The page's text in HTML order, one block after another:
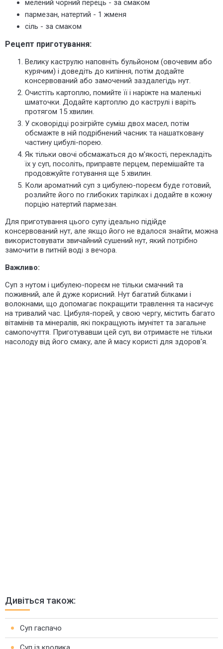
мелений чорний перець - за смаком
пармезан, натертий - 1 жменя
сіль - за смаком
Рецепт приготування:
Велику каструлю наповніть бульйоном (овочевим або
курячим) і доведіть до кипіння, потім додайте
консервований або замочений заздалегідь нут.
Очистіть картоплю, помийте її і наріжте на маленькі
шматочки. Додайте картоплю до каструлі і варіть
протягом 15 хвилин.
У сковорідці розігрійте суміш двох масел, потім
обсмажте в ній подрібнений часник та нашатковану
частину цибулі-порею.
Як тільки овочі обсмажаться до м'якості, перекладіть
їх у суп, посоліть, приправте перцем, перемішайте та
продовжуйте готування ще 5 хвилин.
Коли ароматний суп з цибулею-пореєм буде готовий,
розлийте його по глибоких тарілках і додайте в кожну
порцію натертий пармезан.
Для приготування цього супу ідеально підійде
консервований нут, але якщо його не вдалося знайти, можна
використовувати звичайний сушений нут, який потрібно
замочити в питній воді з вечора.
Важливо:
Суп з нутом і цибулею-пореєм не тільки смачний та
поживний, але й дуже корисний. Нут багатий білками і
волокнами, що допомагає покращити травлення та насичує
на тривалий час. Цибуля-порей, у свою чергу, містить багато
вітамінів та мінералів, які покращують імунітет та загальне
самопочуття. Приготувавши цей суп, ви отримаєте не тільки
насолоду від його смаку, але й масу користі для здоров'я.
Дивіться також:
Суп гаспачо